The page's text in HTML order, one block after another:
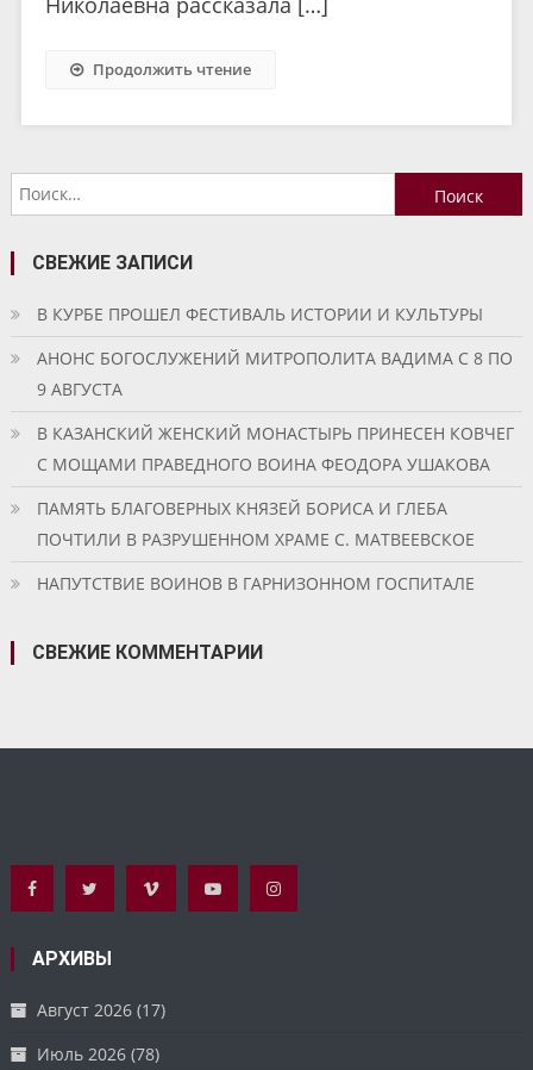
Продолжить чтение
Найти:
СВЕЖИЕ ЗАПИСИ
В КУРБЕ ПРОШЕЛ ФЕСТИВАЛЬ ИСТОРИИ И КУЛЬТУРЫ
АНОНС БОГОСЛУЖЕНИЙ МИТРОПОЛИТА ВАДИМА С 8 ПО
9 АВГУСТА
В КАЗАНСКИЙ ЖЕНСКИЙ МОНАСТЫРЬ ПРИНЕСЕН КОВЧЕГ
С МОЩАМИ ПРАВЕДНОГО ВОИНА ФЕОДОРА УШАКОВА
ПАМЯТЬ БЛАГОВЕРНЫХ КНЯЗЕЙ БОРИСА И ГЛЕБА
ПОЧТИЛИ В РАЗРУШЕННОМ ХРАМЕ С. МАТВЕЕВСКОЕ
НАПУТСТВИЕ ВОИНОВ В ГАРНИЗОННОМ ГОСПИТАЛЕ
СВЕЖИЕ КОММЕНТАРИИ
АРХИВЫ
Август 2026 (17)
Июль 2026 (78)